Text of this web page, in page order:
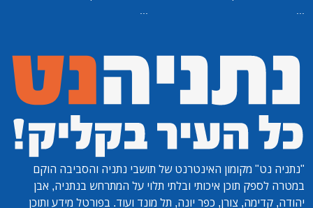
...
...
"נתניה נט" מקומון האינטרנט של תושבי נתניה והסביבה הוקם
במטרה לספק תוכן איכותי ובלתי תלוי על המתרחש בנתניה, אבן
יהודה, קדימה, צורן, כפר יונה, תל מונד ועוד. בפורטל מידע ותוכן